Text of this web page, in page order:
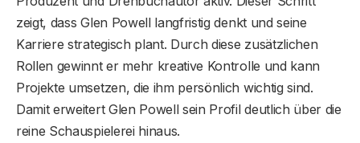
zeigt, dass Glen Powell langfristig denkt und seine
Karriere strategisch plant. Durch diese zusätzlichen
Rollen gewinnt er mehr kreative Kontrolle und kann
Projekte umsetzen, die ihm persönlich wichtig sind.
Damit erweitert Glen Powell sein Profil deutlich über die
reine Schauspielerei hinaus.